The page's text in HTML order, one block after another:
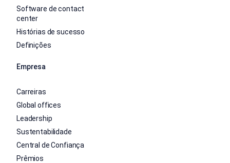
Software de contact
center
Histórias de sucesso
Definições
Empresa
Carreiras
Global offices
Leadership
Sustentabilidade
Central de Confiança
Prêmios